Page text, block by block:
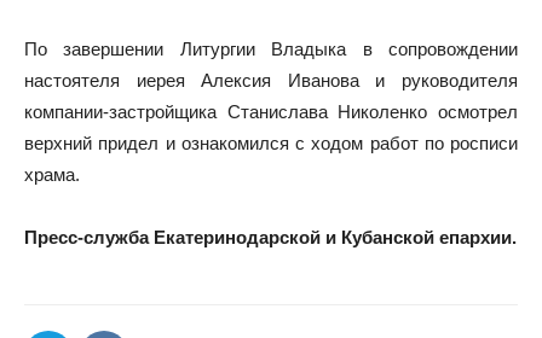
По завершении Литургии Владыка в сопровождении
настоятеля иерея Алексия Иванова и руководителя
компании-застройщика Станислава Николенко осмотрел
верхний придел и ознакомился с ходом работ по росписи
храма.
Пресс-служба Екатеринодарской и Кубанской епархии.